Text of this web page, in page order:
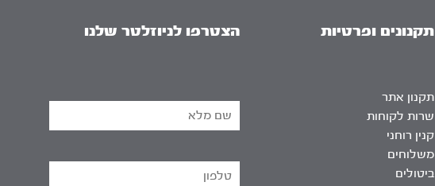
תקנונים ופרטיות
תקנון אתר
שרות לקוחות
קנין רוחני
משלוחים
ביטולים
הצטרפו לניוזלטר שלנו